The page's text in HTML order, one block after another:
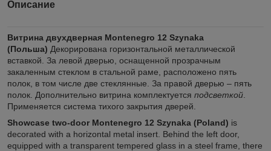
Описание
Витрина двухдверная Montenegro 12 Szynaka
(Польша) Декорирована горизонтальной металлической
вставкой. За левой дверью, оснащенной прозрачным
закаленным стеклом в стальной раме, расположено пять
полок, в том числе две стеклянные. За правой дверью – пять
полок. Дополнительно витрина комплектуется подсветкой
Применяется система тихого закрытия дверей.
Showcase two-door Montenegro 12 Szynaka (Poland) is
decorated with a horizontal metal insert. Behind the left door,
equipped with a transparent tempered glass in a steel frame, there